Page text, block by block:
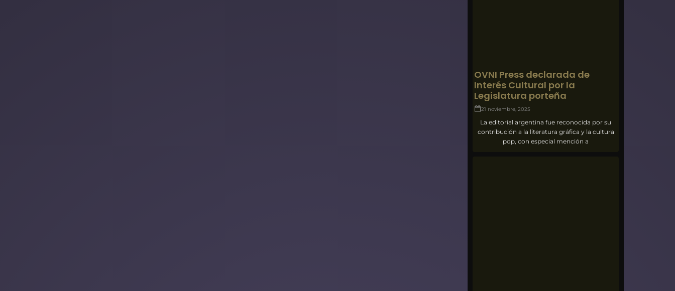
OVNI Press declarada de
Interés Cultural por la
Legislatura porteña
21 noviembre, 2025
La editorial argentina fue reconocida por su
contribución a la literatura gráfica y la cultura
pop, con especial mención a